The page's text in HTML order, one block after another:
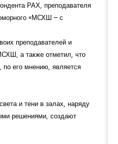
РАХ, преподавателя
«МСХШ – с
преподавателей и
а также отметил, что
его мнению, является
и тени в залах, наряду
решениями, создают